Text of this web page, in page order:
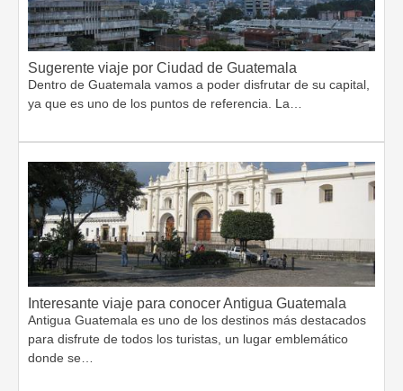
Sugerente viaje por Ciudad de Guatemala
Dentro de Guatemala vamos a poder disfrutar de su capital,
ya que es uno de los puntos de referencia. La…
Interesante viaje para conocer Antigua Guatemala
Antigua Guatemala es uno de los destinos más destacados
para disfrute de todos los turistas, un lugar emblemático
donde se…